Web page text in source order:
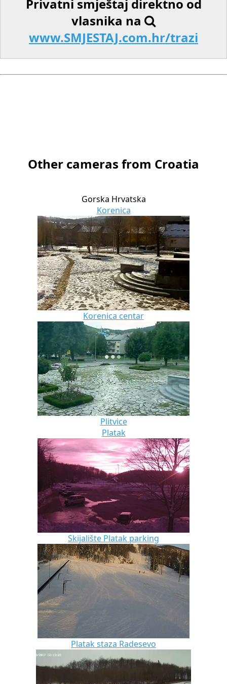
Privatni smještaj direktno od
vlasnika na
www.SMJESTAJ.com.hr/trazi
Other cameras from Croatia
Gorska Hrvatska
Korenica
Korenica centar
Plitvice
Platak
Skijalište Platak parking
Platak staza Radesevo